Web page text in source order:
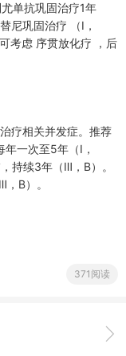
单抗巩固治疗1年
尼巩固治疗 （Ⅰ，
考虑 序贯放化疗 ，后
疗相关并发症。推荐
一次至5年（Ⅰ，
持续3年（Ⅲ，B）。
B）。
371阅读